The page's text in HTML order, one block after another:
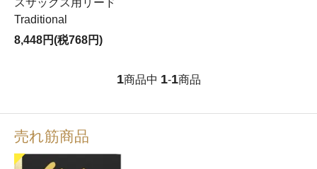
スサックス用リード
Traditional
8,448円(税768円)
1商品中 1-1商品
売れ筋商品